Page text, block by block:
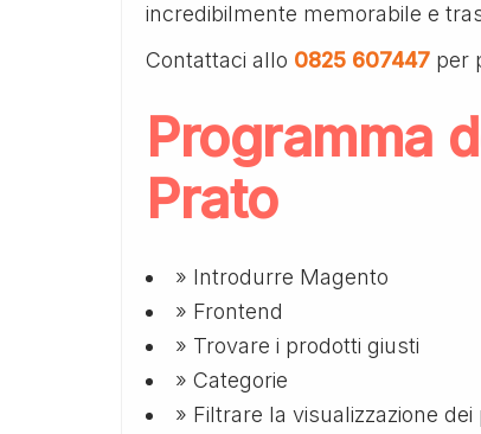
incredibilmente memorabile e
Contattaci allo 0825 607447 per
Programma
Prato
» Introdurre Magento
» Frontend
» Trovare i prodotti giusti
» Categorie
» Filtrare la visualizzazione dei